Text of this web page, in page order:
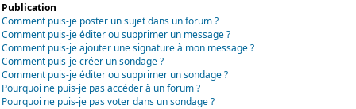
Publication
Comment puis-je poster un sujet dans un forum ?
Comment puis-je éditer ou supprimer un message ?
Comment puis-je ajouter une signature à mon message ?
Comment puis-je créer un sondage ?
Comment puis-je éditer ou supprimer un sondage ?
Pourquoi ne puis-je pas accéder à un forum ?
Pourquoi ne puis-je pas voter dans un sondage ?